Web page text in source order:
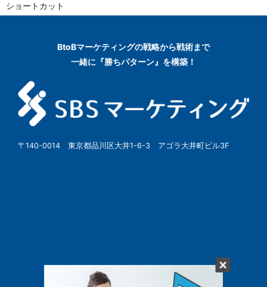
ショートカット
BtoBマーケティングの戦略から戦術まで
一緒に『勝ちパターン』を構築！
〒140-0014 東京都品川区大井1-6-3 アゴラ大井町ビル3F